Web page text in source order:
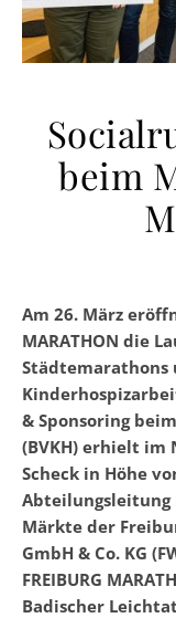
beim
Am 26. März
MARATHON die
Städtemarathons
& Sponsoring
(BVKH) erhielt im
Scheck in Höhe
Abteilungsleitung
Märkte der
GmbH & Co. KG
FREIBURG
Badischer